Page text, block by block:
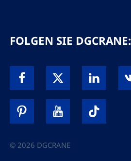
FOLGEN SIE DGCRANE:
© 2026 DGCRANE